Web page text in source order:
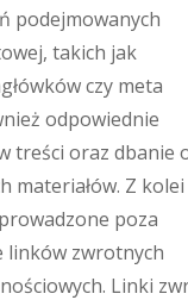
podejmowanych
takich jak
czy meta
odpowiednie
treści oraz dbanie
materiałów. Z kolei
poza
linków zwrotnych
Linki